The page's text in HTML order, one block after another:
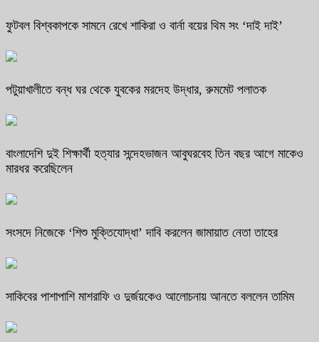
ফুটবল বিশ্বকাপকে সামনে রেখে শাকিরা ও বার্না বয়ের থিম সং ‘দাই দাই’
পটুয়াখালীতে বন্ধ ঘর থেকে যুবকের মরদেহ উদ্ধার, রুমমেট পলাতক
বাংলাদেশি দুই শিক্ষার্থী হত্যার সন্দেহভাজন আবুঘরবেহ তিন বছর আগে মাকেও
মারধর করেছিলেন
সংসদে নিজেকে ‘শিশু মুক্তিযোদ্ধা’ দাবি করলেন জামায়াত নেতা তাহের
সাকিবের পাশাপাশি মাশরাফি ও দুর্জয়কেও আলোচনায় আনতে বললেন তামিম